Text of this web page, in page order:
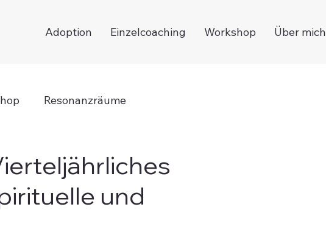
Adoption Einzelcoaching Workshop Über mich
Resonanzräume
und